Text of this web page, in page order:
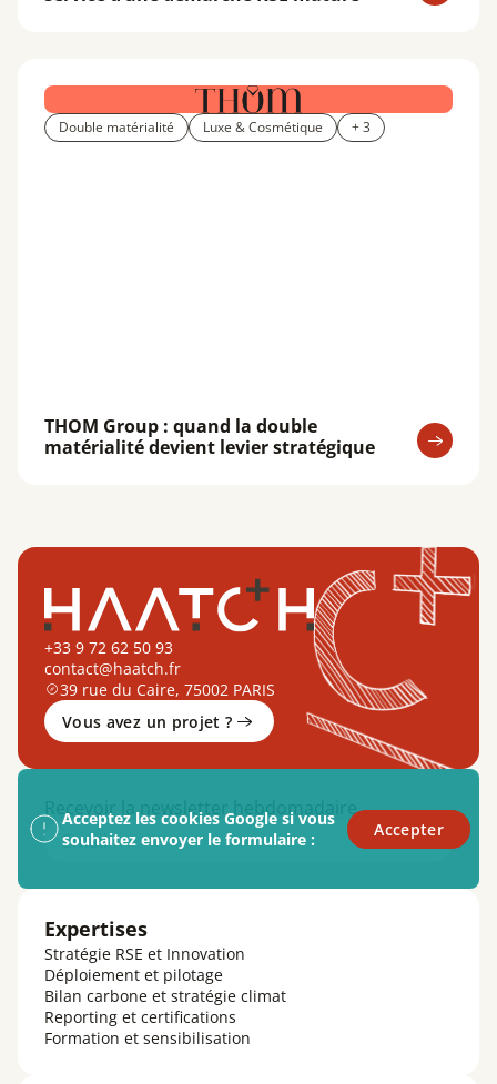
Double matérialité Luxe & Cosmétique + 3
THOM Group : quand la double
matérialité devient levier stratégique
+33 9 72 62 50 93
contact@haatch.fr
39 rue du Caire, 75002 PARIS
Vous avez un projet ?
Recevoir la newsletter hebdomadaire
Email
Acceptez les cookies Google si vous
souhaitez envoyer le formulaire :
Accepter
Expertises
Stratégie RSE et Innovation
Déploiement et pilotage
Bilan carbone et stratégie climat
Reporting et certifications
Formation et sensibilisation